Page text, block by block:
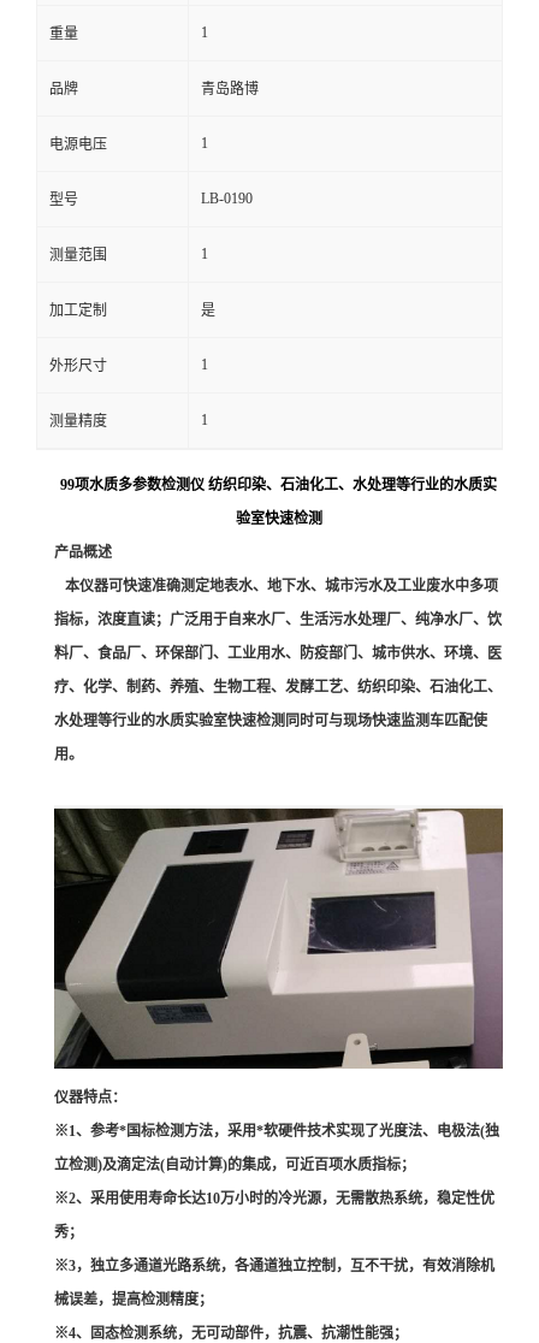
在
线
留
言
重量 1
品牌 青岛路博
电源电压 1
型号 LB-0190
测量范围 1
加工定制 是
外形尺寸 1
测量精度 1
99项水质多参数检测仪 纺织印染、石油化工、水处理等行业的水质实
验室快速检测
产品概述
本仪器可快速准确测定地表水、地下水、城市污水及工业废水中多项
指标，浓度直读；广泛用于自来水厂、生活污水处理厂、纯净水厂、饮
料厂、食品厂、环保部门、工业用水、防疫部门、城市供水、环境、医
疗、化学、制药、养殖、生物工程、发酵工艺、纺织印染、石油化工、
水处理等行业的水质实验室快速检测同时可与现场快速监测车匹配使
用。
仪器特点：
※1、参考*国标检测方法，采用*软硬件技术实现了光度法、电极法(独
立检测)及滴定法(自动计算)的集成，可近百项水质指标；
※2、采用使用寿命长达10万小时的冷光源，无需散热系统，稳定性优
秀；
※3，独立多通道光路系统，各通道独立控制，互不干扰，有效消除机
械误差，提高检测精度；
※4、固态检测系统，无可动部件，抗震、抗潮性能强；